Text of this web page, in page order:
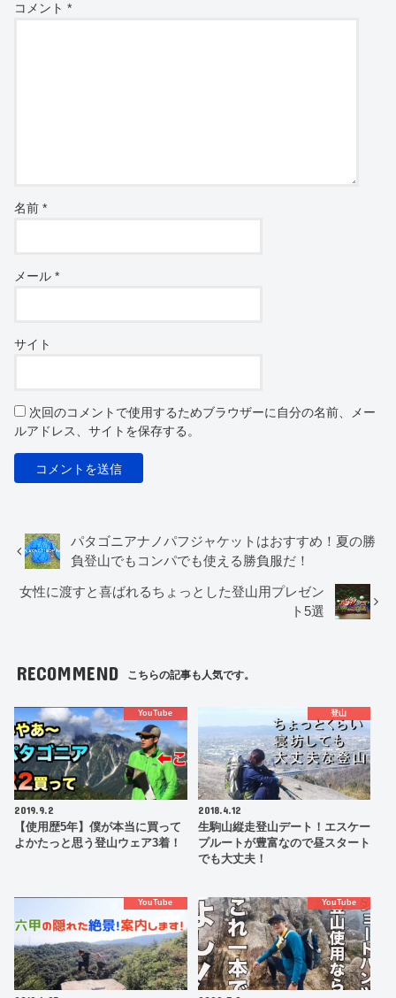
コメント*
名前*
メール*
サイト
次回のコメントで使用するためブラウザーに自分の名前、メー
ルアドレス、サイトを保存する。
パタゴニアナノパフジャケットはおすすめ！夏の勝
負登山でもコンパでも使える勝負服だ！
女性に渡すと喜ばれるちょっとした登山用プレゼン
ト5選
RECOMMEND こちらの記事も人気です。
YouTube
2019.9.2
【使用歴5年】僕が本当に買って
よかたっと思う登山ウェア3着！
登山
2018.4.12
生駒山縦走登山デート！エスケー
プルートが豊富なので昼スタート
でも大丈夫！
YouTube YouTube